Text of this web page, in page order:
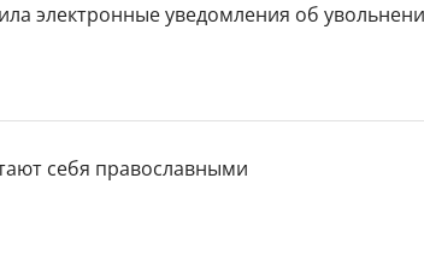
электронные уведомления об
себя православными